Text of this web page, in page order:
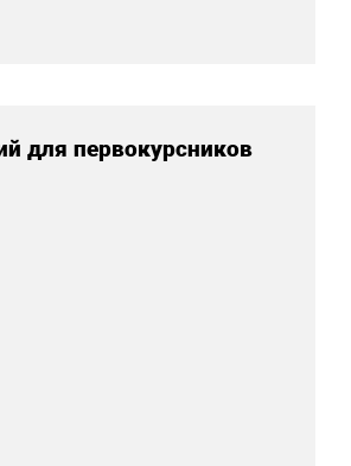
для первокурсников